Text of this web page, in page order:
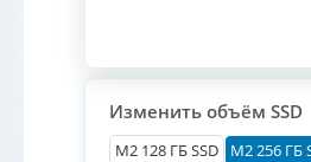
Изменить объём SSD
М2 128 ГБ SSD M2 256 ГБ